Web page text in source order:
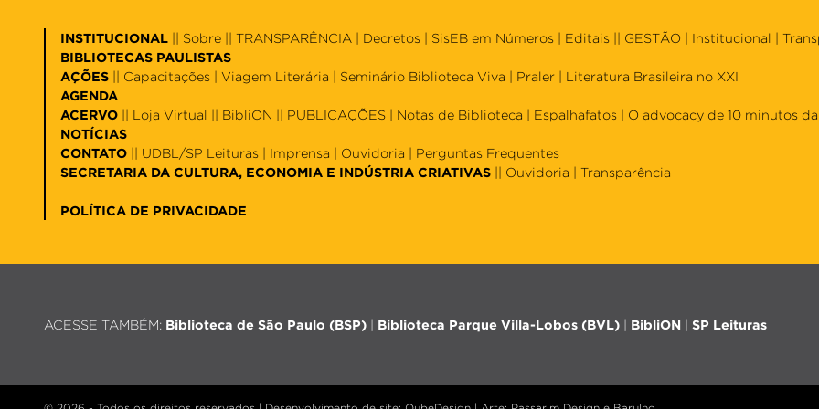
INSTITUCIONAL Sobre || TRANSPARÊNCIA | Decretos SisEB em Números Editais || GESTÃO | Institucional
BIBLIOTECAS PAULISTAS
AÇÕES
Capacitações Viagem Literária Seminário Biblioteca Viva Praler
Literatura Brasileira no XXI
AGENDA
ACERVO
Loja Virtual BibliON || PUBLICAÇÕES | Notas de Biblioteca Espalhafatos O advocacy de 10 minutos
NOTÍCIAS
CONTATO
UDBL/SP Leituras Imprensa Ouvidoria
Perguntas Frequentes
SECRETARIA DA CULTURA, ECONOMIA E INDÚSTRIA CRIATIVAS
Ouvidoria Transparência
POLÍTICA DE PRIVACIDADE
ACESSE TAMBÉM: Biblioteca de São Paulo (BSP) Biblioteca Parque Villa-Lobos (BVL) BibliON SP Leituras